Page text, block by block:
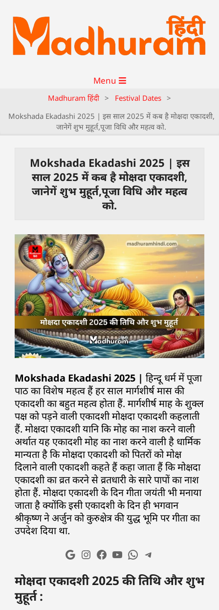
Menu
Madhuram हिंदी > Festival Dates >
Mokshada Ekadashi 2025 | इस साल 2025 में कब है मोक्षदा एकादशी,
जानेगें शुभ मुहूर्त,पूजा विधि और महत्व को.
Mokshada Ekadashi 2025 | इस
साल 2025 में कब है मोक्षदा एकादशी,
जानेगें शुभ मुहूर्त,पूजा विधि और महत्व
को.
Mokshada Ekadashi 2025 | हिन्दू धर्म में पूजा
पाठ का विशेष महत्व हैं हर साल मार्गशीर्ष मास की
एकादशी का बहुत महत्व होता हैं. मार्गशीर्ष माह के शुक्ल
पक्ष को पड़ने वाली एकादशी मोक्षदा एकादशी कहलाती
हैं. मोक्षदा एकादशी यानि कि मोह का नाश करने वाली
अर्थात यह एकादशी मोह का नाश करने वाली है धार्मिक
मान्यता है कि मोक्षदा एकादशी को पितरों को मोक्ष
दिलाने वाली एकादशी कहते हैं कहा जाता हैं कि मोक्षदा
एकादशी का व्रत करने से व्रतधारी के सारे पापों का नाश
होता हैं. मोक्षदा एकादशी के दिन गीता जयंती भी मनाया
जाता है क्योंकि इसी एकादशी के दिन ही भगवान
श्रीकृष्ण ने अर्जुन को कुरुक्षेत्र की युद्ध भूमि पर गीता का
उपदेश दिया था.
मोक्षदा एकादशी 2025 की तिथि और शुभ
मुहूर्त :